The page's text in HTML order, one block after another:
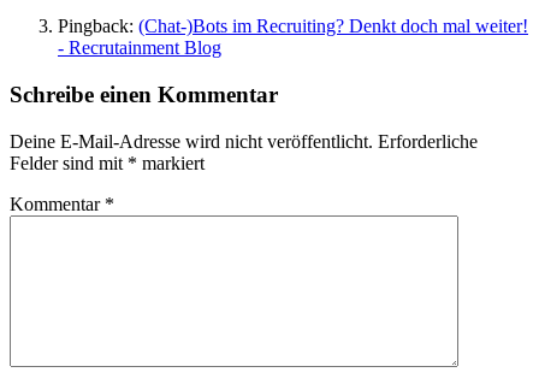
Pingback: (Chat-)Bots im Recruiting? Denkt doch mal weiter!
- Recrutainment Blog
Schreibe einen Kommentar
Deine E-Mail-Adresse wird nicht veröffentlicht. Erforderliche
Felder sind mit * markiert
Kommentar *